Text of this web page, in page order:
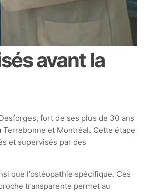
avant la
fort de ses plus de 30 ans
Terrebonne et Montréal. Cette étape
et supervisés par des
que l’ostéopathie spécifique. Ces
transparente permet au